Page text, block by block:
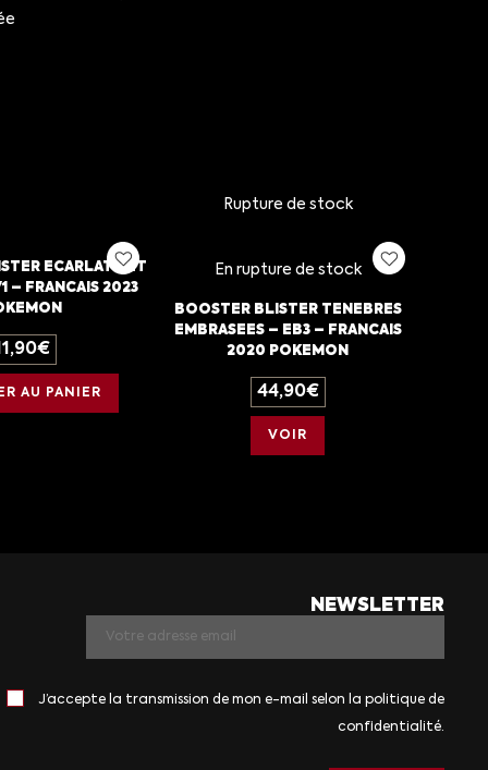
ECARLATE ET
– FRANCAIS 2023
€
AU PANIER
Rupture de stock
En rupture de stock
BOOSTER BLISTER TENEBRES
EMBRASEES – EB3 – FRANCAIS
2020 POKEMON
44,90€
VOIR
NEWSLETTER
J’accepte la transmission de mon e-mail selon la politique de
confidentialité.